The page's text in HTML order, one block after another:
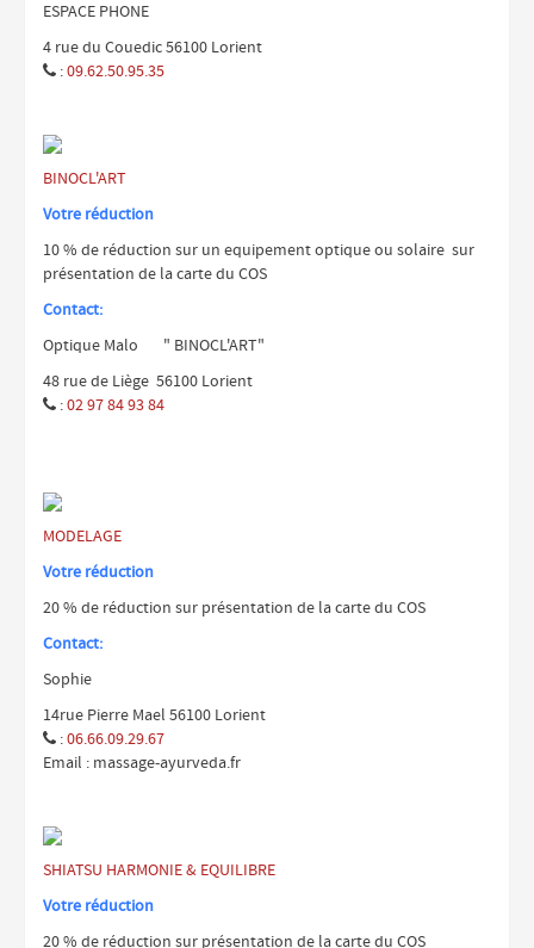
ESPACE PHONE
4 rue du Couedic 56100 Lorient
 :09.62.50.95.35
BINOCL'ART
Votre réduction
10 % de réduction sur un equipement optique ou solaire sur
présentation de la carte du COS
Contact:
Optique Malo " BINOCL'ART"
48 rue de Liège 56100 Lorient
 :02 97 84 93 84
MODELAGE
Votre réduction
20 % de réduction sur présentation de la carte du COS
Contact:
Sophie
14rue Pierre Mael 56100 Lorient
 :06.66.09.29.67
Email : massage-ayurveda.fr
SHIATSU HARMONIE & EQUILIBRE
Votre réduction
20 % de réduction sur présentation de la carte du COS